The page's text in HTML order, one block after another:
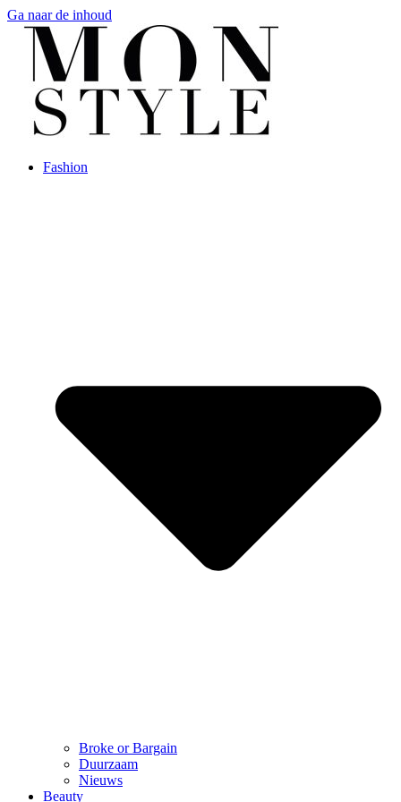
Ga naar de inhoud
Fashion
Broke or Bargain
Duurzaam
Nieuws
Beauty